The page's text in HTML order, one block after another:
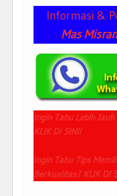
Informasi &
Mas
Ingin Tahu Lebih
KLIK DI SINI!
Ingin Tahu Tips
Berkualitas? KLIK DI